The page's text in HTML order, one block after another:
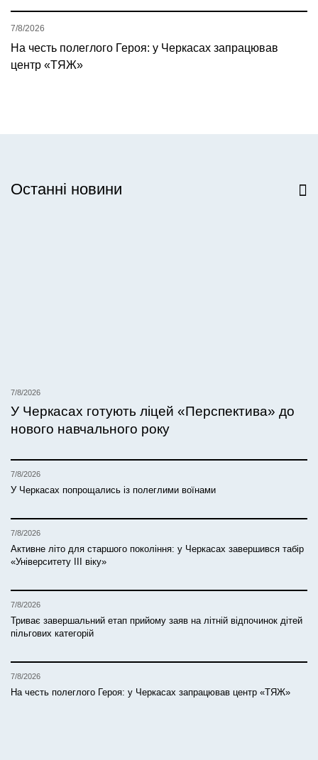
На честь полеглого Героя: у Черкасах запрацював
центр «ТЯЖ»
7/8/2026
Останні новини
7/8/2026
У Черкасах готують ліцей «Перспектива» до
нового навчального року
7/8/2026
У Черкасах попрощались із полеглими воїнами
7/8/2026
Активне літо для старшого покоління: у Черкасах завершився табір
«Університету ІІІ віку»
7/8/2026
Триває завершальний етап прийому заяв на літній відпочинок дітей
пільгових категорій
7/8/2026
На честь полеглого Героя: у Черкасах запрацював центр «ТЯЖ»